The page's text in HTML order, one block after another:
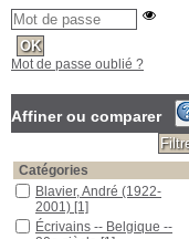
Mot de passe oublié ?
Affiner ou comparer
Catégories
Blavier, André (1922-
2001) [1]
Écrivains -- Belgique --